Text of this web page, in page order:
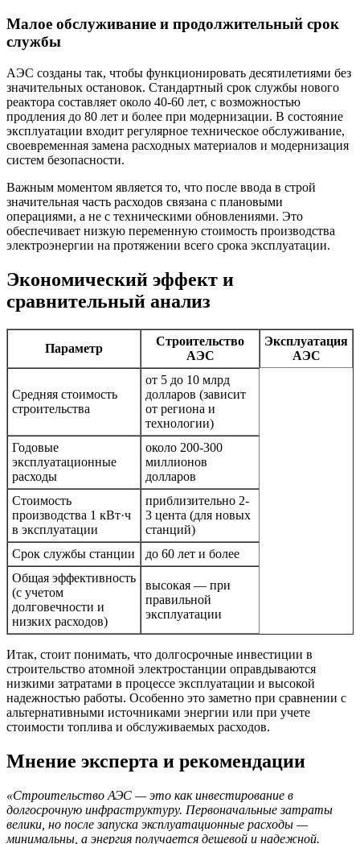
Малое обслуживание и продолжительный срок
службы
АЭС созданы так, чтобы функционировать десятилетиями без
значительных остановок. Стандартный срок службы нового
реактора составляет около 40-60 лет, с возможностью
продления до 80 лет и более при модернизации. В состояние
эксплуатации входит регулярное техническое обслуживание,
своевременная замена расходных материалов и модернизация
систем безопасности.
Важным моментом является то, что после ввода в строй
значительная часть расходов связана с плановыми
операциями, а не с техническими обновлениями. Это
обеспечивает низкую переменную стоимость производства
электроэнергии на протяжении всего срока эксплуатации.
Экономический эффект и
сравнительный анализ
Параметр
Строительство
АЭС
Эксплуатация
АЭС
Средняя стоимость
строительства
от 5 до 10 млрд
долларов (зависит
от региона и
технологии)
Годовые
эксплуатационные
расходы
около 200-300
миллионов
долларов
Стоимость
производства 1 кВт·ч
в эксплуатации
приблизительно 2-
3 цента (для новых
станций)
Срок службы станции
до 60 лет и более
Общая эффективность
(с учетом
долговечности и
низких расходов)
высокая — при
правильной
эксплуатации
Итак, стоит понимать, что долгосрочные инвестиции в
строительство атомной электростанции оправдываются
низкими затратами в процессе эксплуатации и высокой
надежностью работы. Особенно это заметно при сравнении с
альтернативными источниками энергии или при учете
стоимости топлива и обслуживаемых расходов.
Мнение эксперта и рекомендации
«Строительство АЭС — это как инвестирование в
долгосрочную инфраструктуру. Первоначальные затраты
велики, но после запуска эксплуатационные расходы —
минимальны, а энергия получается дешевой и надежной.